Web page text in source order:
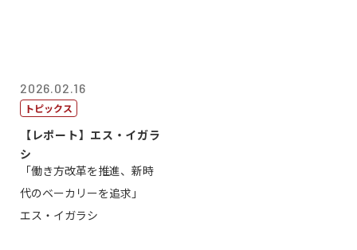
2026.02.16
トピックス
【レポート】エス・イガラ
シ
「働き方改革を推進、新時
代のベーカリーを追求」
エス・イガラシ